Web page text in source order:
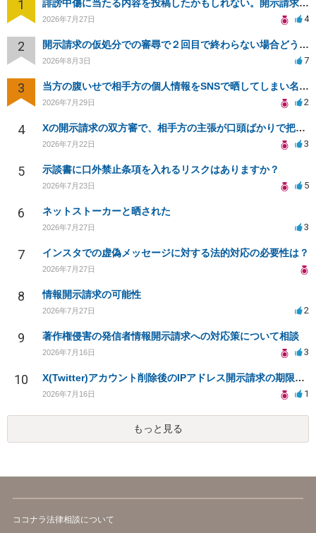
1 誹謗中傷に当たる内容を投稿したかもしれない。開示請求や民事刑事裁判に発展しうるのか教えて欲しい。
2026年7月27日 4
2 開示請求の仮処分での審尋で２回目で終わらない場合どうしたらいいですか
2026年8月3日 7
3 当方の腹いせで相手方の個人情報をSNSで晒してしまい名誉毀損させてしまったかもしれない
2026年7月29日 2
4 Xの開示請求の双方審で、相手方の主張が口頭ばかりで把握しきれません
2026年7月22日 3
5 示談書に口外禁止条項を入れるリスクはありますか？
2026年7月23日 5
6 ネットストーカーと晒された
2026年7月27日 3
7 インスタでの虚偽メッセージに対する法的対応の必要性は？
2026年7月27日
8 情報開示請求の可能性
2026年7月27日 2
9 著作権侵害の発信者情報開示請求への対応策について相談
2026年7月16日 3
10 X(Twitter)アカウント削除後のIPアドレス開示請求の期限は？
2026年7月16日 1
もっと見る
ココナラ法律相談について